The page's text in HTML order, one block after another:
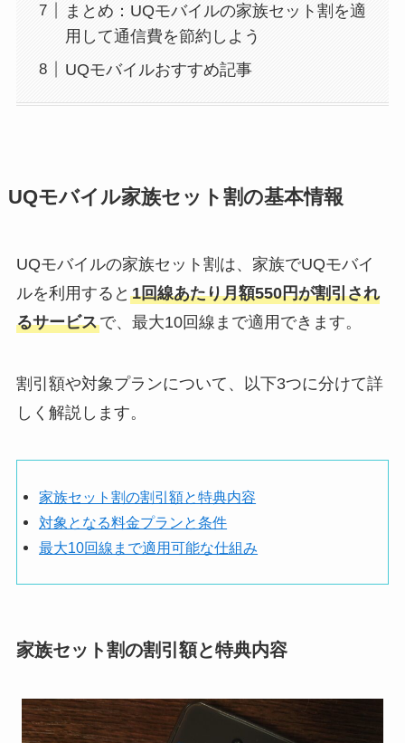
まとめ：UQモバイルの家族セット割を適
用して通信費を節約しよう
UQモバイルおすすめ記事
UQモバイル家族セット割の基本情報
UQモバイルの家族セット割は、家族でUQモバイ
ルを利用すると 1回線あたり月額550円が割引され
るサービスで、最大10回線まで適用できます。
割引額や対象プランについて、以下3つに分けて詳
しく解説します。
家族セット割の割引額と特典内容
対象となる料金プランと条件
最大10回線まで適用可能な仕組み
家族セット割の割引額と特典内容